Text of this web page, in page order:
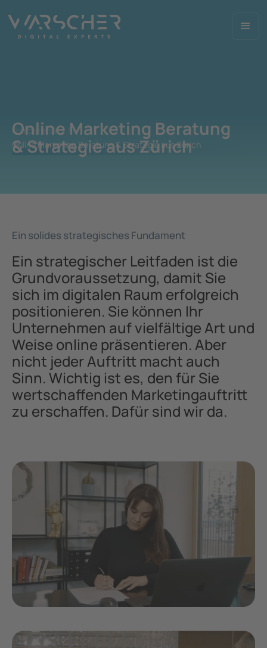
Kompetenzen /
Online Marketing Beratung & Strategie aus Zürich
Online Marketing Beratung
& Strategie aus Zürich
Ein solides strategisches Fundament
Ein strategischer Leitfaden ist die
Grundvoraussetzung, damit Sie
sich im digitalen Raum erfolgreich
positionieren. Sie können Ihr
Unternehmen auf vielfältige Art und
Weise online präsentieren. Aber
nicht jeder Auftritt macht auch
Sinn. Wichtig ist es, den für Sie
wertschaffenden Marketingauftritt
zu erschaffen. Dafür sind wir da.